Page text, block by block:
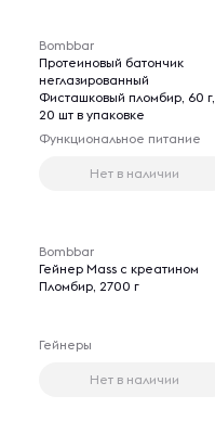
Bombbar
Протеиновый батончик
неглазированный
Фисташковый пломбир, 60 г,
20 шт в упаковке
Функциональное питание
Нет в наличии
Bombbar
Гейнер Mass с креатином
Пломбир, 2700 г
Гейнеры
Нет в наличии